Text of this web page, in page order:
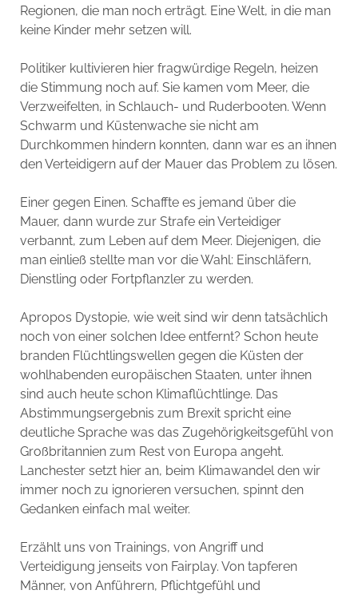
Regionen, die man noch erträgt. Eine Welt, in die man
keine Kinder mehr setzen will.
Politiker kultivieren hier fragwürdige Regeln, heizen
die Stimmung noch auf. Sie kamen vom Meer, die
Verzweifelten, in Schlauch- und Ruderbooten. Wenn
Schwarm und Küstenwache sie nicht am
Durchkommen hindern konnten, dann war es an ihnen
den Verteidigern auf der Mauer das Problem zu lösen.
Einer gegen Einen. Schaffte es jemand über die
Mauer, dann wurde zur Strafe ein Verteidiger
verbannt, zum Leben auf dem Meer. Diejenigen, die
man einließ stellte man vor die Wahl: Einschläfern,
Dienstling oder Fortpflanzler zu werden.
Apropos Dystopie, wie weit sind wir denn tatsächlich
noch von einer solchen Idee entfernt? Schon heute
branden Flüchtlingswellen gegen die Küsten der
wohlhabenden europäischen Staaten, unter ihnen
sind auch heute schon Klimaflüchtlinge. Das
Abstimmungsergebnis zum Brexit spricht eine
deutliche Sprache was das Zugehörigkeitsgefühl von
Großbritannien zum Rest von Europa angeht.
Lanchester setzt hier an, beim Klimawandel den wir
immer noch zu ignorieren versuchen, spinnt den
Gedanken einfach mal weiter.
Erzählt uns von Trainings, von Angriff und
Verteidigung jenseits von Fairplay. Von tapferen
Männer, von Anführern, Pflichtgefühl und